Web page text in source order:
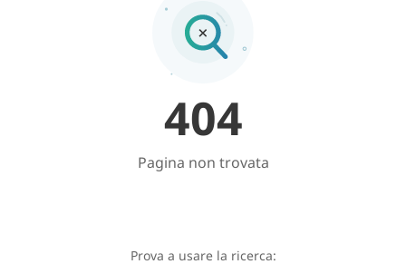
404
Pagina non trovata
Prova a usare la ricerca: